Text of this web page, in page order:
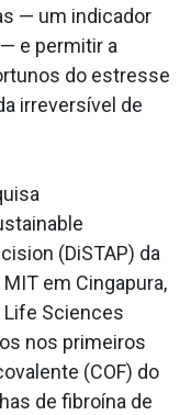
— um indicador
e permitir a
do estresse
irreversível de
(DiSTAP) da
em Cingapura,
Life Sciences
nos primeiros
(COF) do
de fibroína de